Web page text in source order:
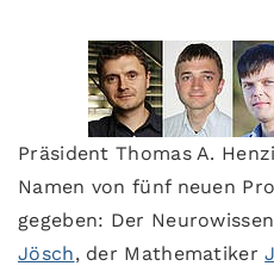
Präsident Thomas A.
Namen von fünf neuen
gegeben: Der
Jösch, der Mathematiker